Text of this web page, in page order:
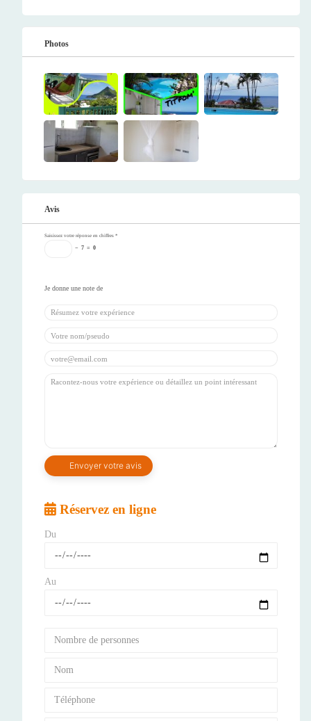
Photos
Avis
Saisissez votre réponse en chiffres *
− 7 = 0
Réservez en ligne
Du
Au